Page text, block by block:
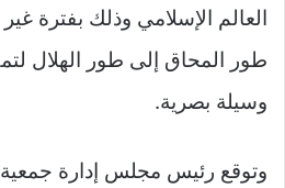
العالم الإسلامي وذلك بفترة
طور المحاق إلى طور الهلال
وسيلة بصرية.
وتوقع رئيس مجلس إدارة جمعية